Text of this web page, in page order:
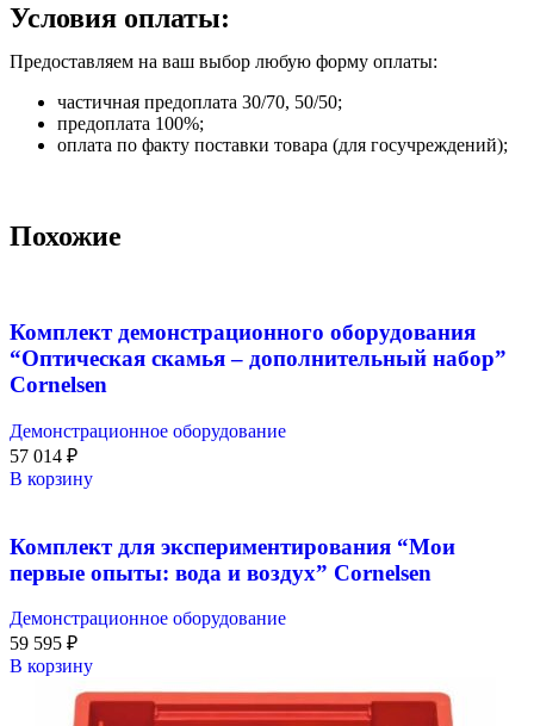
Условия оплаты:
Предоставляем на ваш выбор любую форму оплаты:
частичная предоплата 30/70, 50/50;
предоплата 100%;
оплата по факту поставки товара (для госучреждений);
Похожие
Комплект демонстрационного оборудования
“Оптическая скамья – дополнительный набор”
Cornelsen
Демонстрационное оборудование
57 014 ₽
В корзину
Комплект для экспериментирования “Мои
первые опыты: вода и воздух” Cornelsen
Демонстрационное оборудование
59 595 ₽
В корзину